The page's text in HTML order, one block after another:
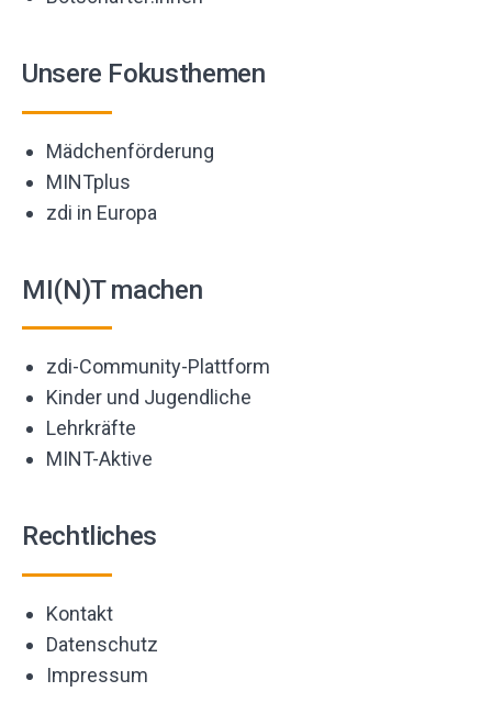
Unsere Fokusthemen
Mädchenförderung
MINTplus
zdi in Europa
MI(N)T machen
zdi-Community-Plattform
Kinder und Jugendliche
Lehrkräfte
MINT-Aktive
Rechtliches
Kontakt
Datenschutz
Impressum